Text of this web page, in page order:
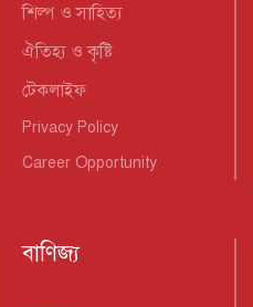
শিল্প ও সাহিত্য
ঐতিহ্য ও কৃষ্টি
টেকলাইফ
Privacy Policy
Career Opportunity
বাণিজ্য